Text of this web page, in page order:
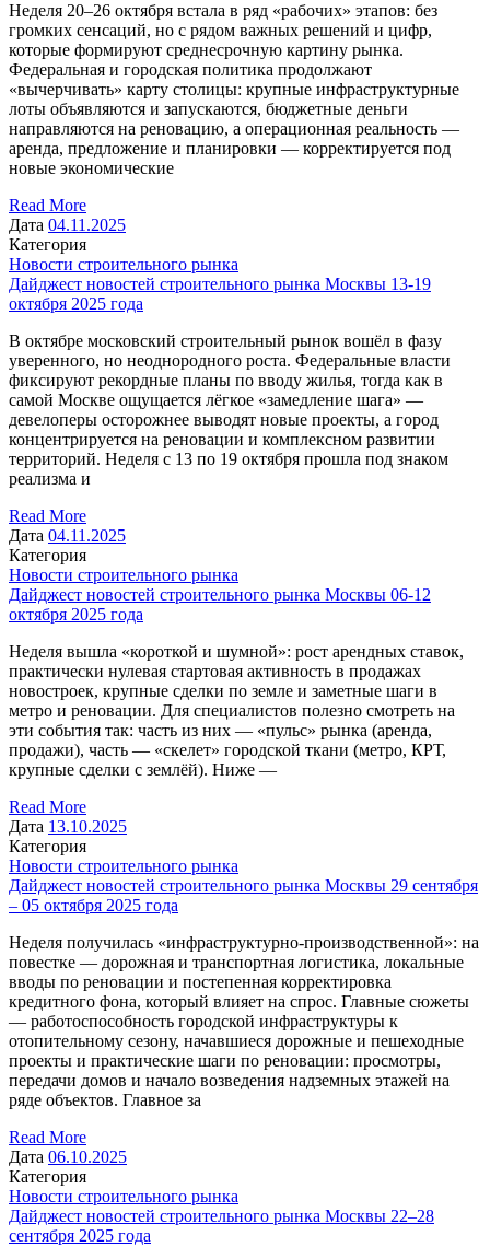
Неделя 20–26 октября встала в ряд «рабочих» этапов: без
громких сенсаций, но с рядом важных решений и цифр,
которые формируют среднесрочную картину рынка.
Федеральная и городская политика продолжают
«вычерчивать» карту столицы: крупные инфраструктурные
лоты объявляются и запускаются, бюджетные деньги
направляются на реновацию, а операционная реальность —
аренда, предложение и планировки — корректируется под
новые экономические
Read More
Дата 04.11.2025
Категория
Новости строительного рынка
Дайджест новостей строительного рынка Москвы 13-19
октября 2025 года
В октябре московский строительный рынок вошёл в фазу
уверенного, но неоднородного роста. Федеральные власти
фиксируют рекордные планы по вводу жилья, тогда как в
самой Москве ощущается лёгкое «замедление шага» —
девелоперы осторожнее выводят новые проекты, а город
концентрируется на реновации и комплексном развитии
территорий. Неделя с 13 по 19 октября прошла под знаком
реализма и
Read More
Дата 04.11.2025
Категория
Новости строительного рынка
Дайджест новостей строительного рынка Москвы 06-12
октября 2025 года
Неделя вышла «короткой и шумной»: рост арендных ставок,
практически нулевая стартовая активность в продажах
новостроек, крупные сделки по земле и заметные шаги в
метро и реновации. Для специалистов полезно смотреть на
эти события так: часть из них — «пульс» рынка (аренда,
продажи), часть — «скелет» городской ткани (метро, КРТ,
крупные сделки с землёй). Ниже —
Read More
Дата 13.10.2025
Категория
Новости строительного рынка
Дайджест новостей строительного рынка Москвы 29 сентября
– 05 октября 2025 года
Неделя получилась «инфраструктурно-производственной»: на
повестке — дорожная и транспортная логистика, локальные
вводы по реновации и постепенная корректировка
кредитного фона, который влияет на спрос. Главные сюжеты
— работоспособность городской инфраструктуры к
отопительному сезону, начавшиеся дорожные и пешеходные
проекты и практические шаги по реновации: просмотры,
передачи домов и начало возведения надземных этажей на
ряде объектов. Главное за
Read More
Дата 06.10.2025
Категория
Новости строительного рынка
Дайджест новостей строительного рынка Москвы 22–28
сентября 2025 года